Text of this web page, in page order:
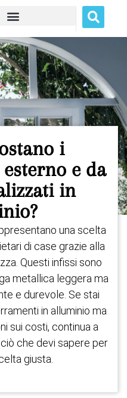
i
e da
in
una scelta
di case grazie alla
Questi infissi sono
metallica leggera ma
e durevole. Se stai
in alluminio ma
sui costi, continua a
che devi sapere per
giusta.